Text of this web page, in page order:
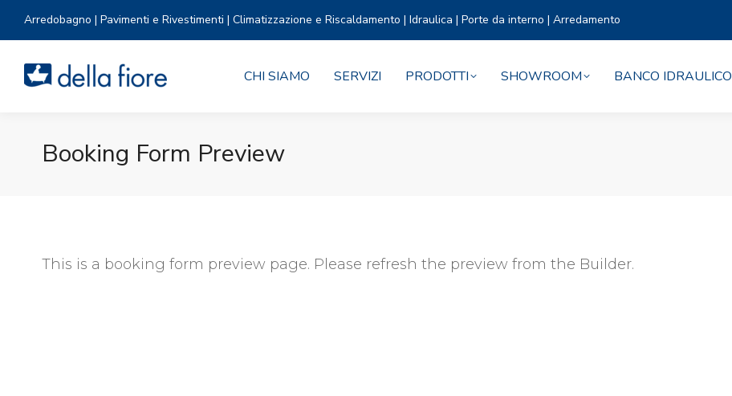
Arredobagno | Pavimenti e Rivestimenti | Climatizzazione e Riscaldamento | Idraulica | Porte da interno | Arredamento
CHI SIAMO SERVIZI PRODOTTI SHOWROOM BANCO IDRAULICO
Booking Form Preview
This is a booking form preview page. Please refresh the preview from the Builder.